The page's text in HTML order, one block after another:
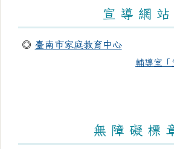
宣 導 網 站
◎ 臺南市家庭教育中心
輔導室「
無 障 礙 標